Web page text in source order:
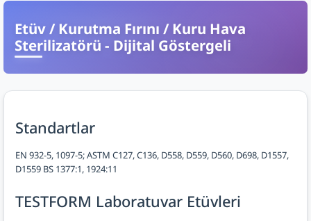
Etüv / Kurutma Fırını / Kuru Hava
Sterilizatörü - Dijital Göstergeli
Standartlar
EN 932-5, 1097-5; ASTM C127, C136, D558, D559, D560, D698, D1557,
D1559 BS 1377:1, 1924:11
TESTFORM Laboratuvar Etüvleri